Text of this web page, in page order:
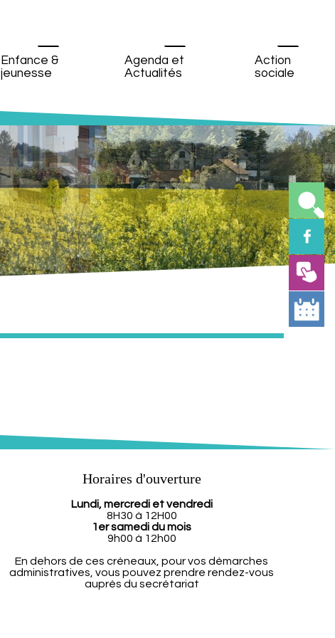
Enfance &
jeunesse
Agenda et
Actualités
Action
sociale
Horaires d'ouverture
Lundi, mercredi et vendredi
8H30 à 12H00
1er samedi du mois
9h00 à 12h00
En dehors de ces créneaux, pour vos démarches
administratives, vous pouvez prendre rendez-vous
auprès du secrétariat